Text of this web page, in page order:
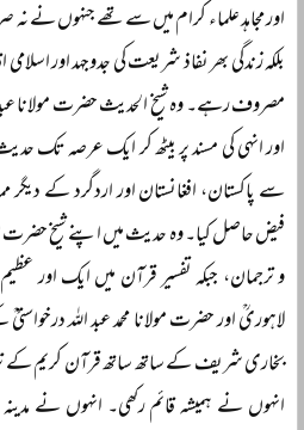
اور مجاہد علماء کرام میں سے تھے جنہوں نے نہ
بلکہ زندگی بھر نفاذ شریعت کی جدوجہد اور
مصروف رہے۔ وہ شیخ الحدیث حضرت مولانا
اور انہی کی مسند پر بیٹھ کر ایک عرصہ
سے پاکستان، افغانستان اور اردگرد کے
فیض حاصل کیا۔ وہ حدیث میں اپنے شیخ
و ترجمان، جبکہ تفسیر قرآن میں ایک اور
لاہوریؒ اور حضرت مولانا محمد عبد اللہ
بخاری شریف کے ساتھ ساتھ قرآن کریم کے
انہوں نے ہمیشہ قائم رکھی۔ انہوں نے